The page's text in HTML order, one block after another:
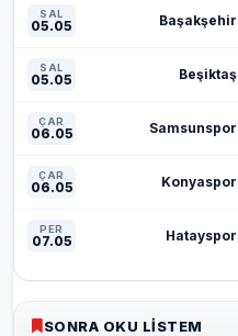
SAL
05.05 Başakşehir
SAL
05.05 Beşiktaş
ÇAR
06.05 Samsunspor
ÇAR
06.05 Konyaspor
PER
07.05 Hatayspor
SONRA OKU LISTEM